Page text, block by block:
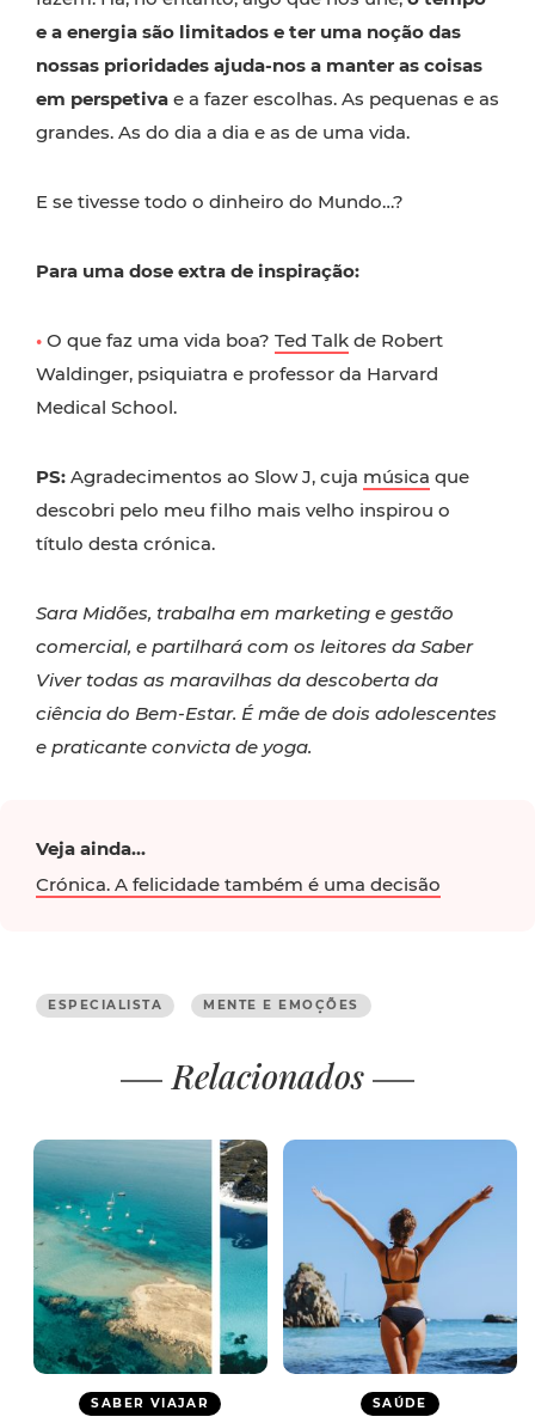
e a energia são limitados e ter uma noção das
nossas prioridades ajuda-nos a manter as coisas
em perspetiva e a fazer escolhas. As pequenas e as
grandes. As do dia a dia e as de uma vida.
E se tivesse todo o dinheiro do Mundo…?
Para uma dose extra de inspiração:
• O que faz uma vida boa? Ted Talk de Robert
Waldinger, psiquiatra e professor da Harvard
Medical School.
PS: Agradecimentos ao Slow J, cuja música que
descobri pelo meu filho mais velho inspirou o
título desta crónica.
Sara Midões, trabalha em marketing e gestão
comercial, e partilhará com os leitores da Saber
Viver todas as maravilhas da descoberta da
ciência do Bem-Estar. É mãe de dois adolescentes
e praticante convicta de yoga.
Veja ainda...
Crónica. A felicidade também é uma decisão
ESPECIALISTA MENTE E EMOÇÕES
Relacionados
SABER VIAJAR SAÚDE